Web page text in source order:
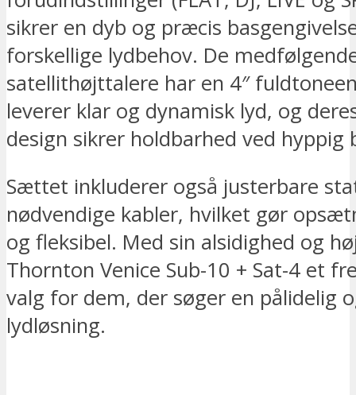
sikrer en dyb og præcis
forskellige lydbehov. De
satellithøjttalere har en 4″
leverer klar og dynamisk lyd, og
design sikrer holdbarhed ved hyppig
Sættet inkluderer også justerbare
nødvendige kabler, hvilket gør
og fleksibel. Med sin alsidighed og
Thornton Venice Sub-10 + Sat-4 et
valg for dem, der søger en pålidelig
lydløsning.